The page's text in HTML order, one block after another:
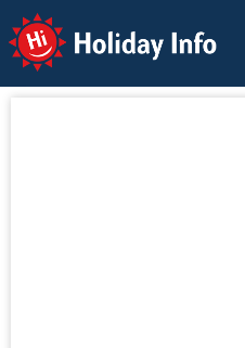
Holiday Info